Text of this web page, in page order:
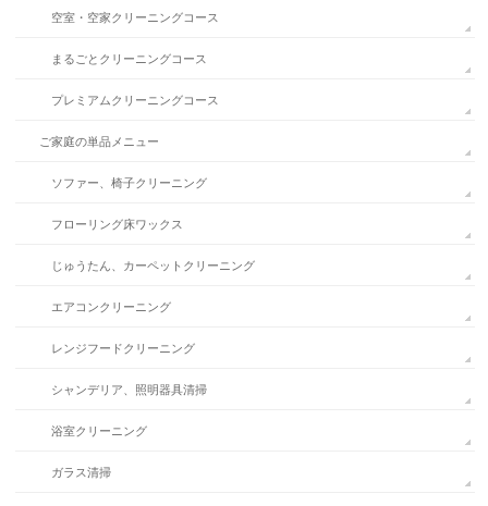
空室・空家クリーニングコース
まるごとクリーニングコース
プレミアムクリーニングコース
ご家庭の単品メニュー
ソファー、椅子クリーニング
フローリング床ワックス
じゅうたん、カーペットクリーニング
エアコンクリーニング
レンジフードクリーニング
シャンデリア、照明器具清掃
浴室クリーニング
ガラス清掃